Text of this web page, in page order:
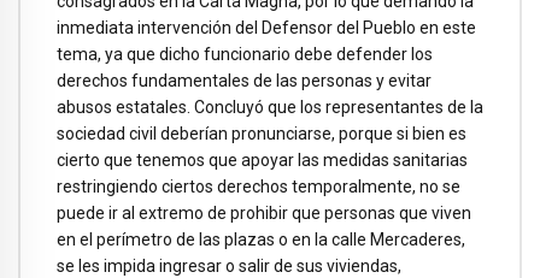
inmediata intervención del Defensor del Pueblo en este
tema, ya que dicho funcionario debe defender los
derechos fundamentales de las personas y evitar
abusos estatales. Concluyó que los representantes de la
sociedad civil deberían pronunciarse, porque si bien es
cierto que tenemos que apoyar las medidas sanitarias
restringiendo ciertos derechos temporalmente, no se
puede ir al extremo de prohibir que personas que viven
en el perímetro de las plazas o en la calle Mercaderes,
se les impida ingresar o salir de sus viviendas,